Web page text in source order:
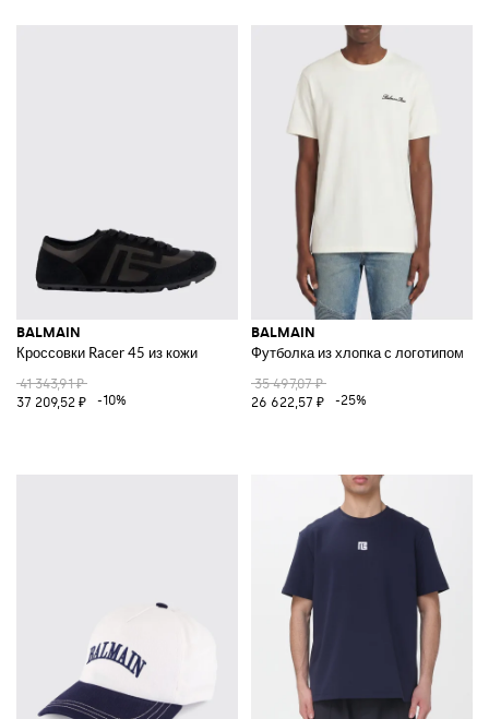
BALMAIN
Кроссовки Racer 45 из кожи
41 343,91 ₽
37 209,52 ₽
-10%
BALMAIN
Футболка из хлопка с логотипом
35 497,07 ₽
26 622,57 ₽
-25%